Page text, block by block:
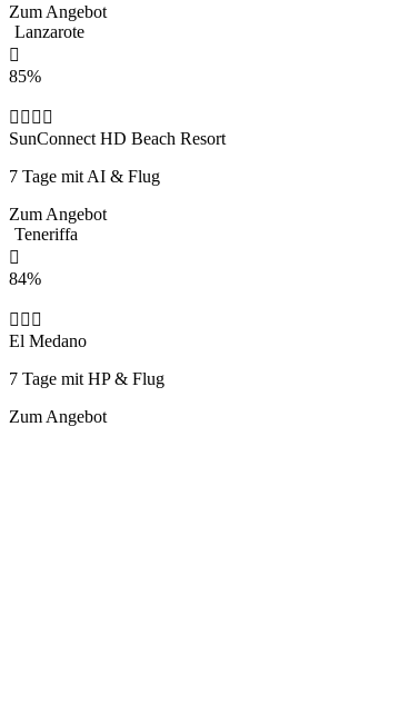
Zum Angebot
Lanzarote
85%
SunConnect HD Beach Resort
7 Tage mit AI & Flug
Zum Angebot
Teneriffa
84%
El Medano
7 Tage mit HP & Flug
Zum Angebot